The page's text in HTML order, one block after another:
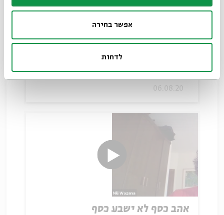
אפשר בחירה
לדחות
טובים השנים מן האחד
נילי ואזנה
06.08.20
אהב כסף לא ישבע כסף